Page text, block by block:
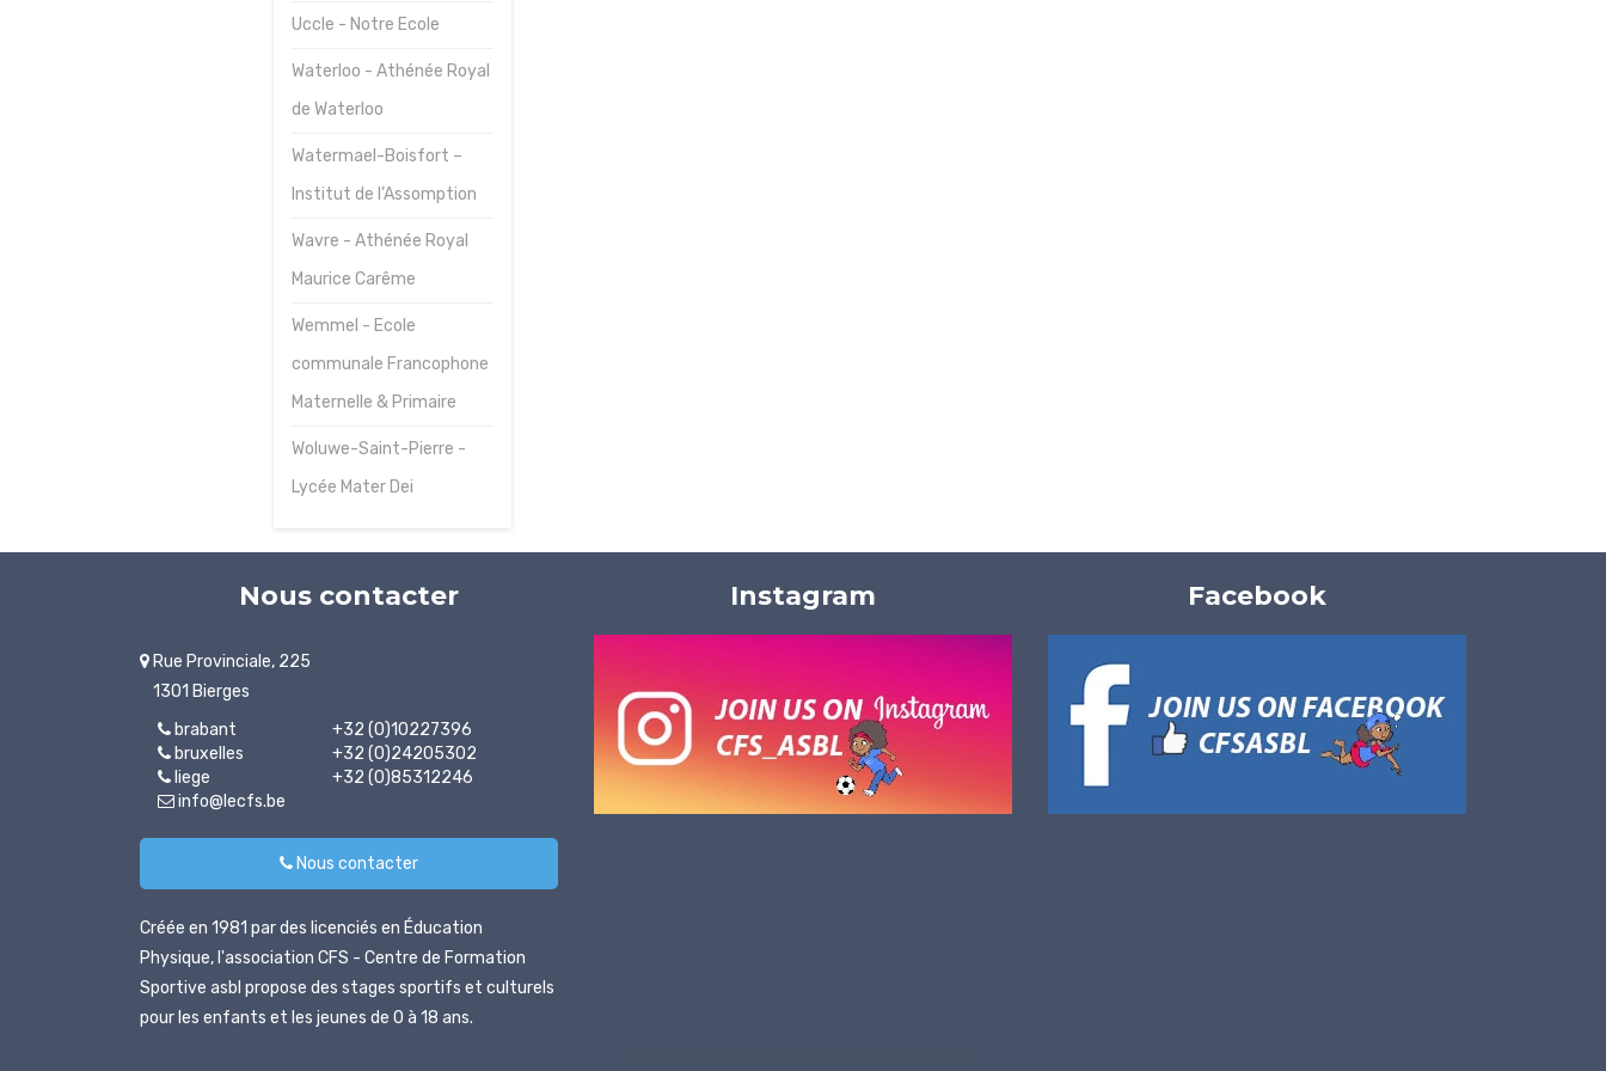
Uccle - Notre Ecole
Waterloo - Athénée Royal
de Waterloo
Watermael-Boisfort –
Institut de l’Assomption
Wavre - Athénée Royal
Maurice Carême
Wemmel - Ecole
communale Francophone
Maternelle & Primaire
Woluwe-Saint-Pierre -
Lycée Mater Dei
Nous contacter
Rue Provinciale, 225
1301 Bierges
brabant
+32 (0)10227396
bruxelles
+32 (0)24205302
liege
+32 (0)85312246
info@lecfs.be
Nous contacter
Créée en 1981 par des licenciés en Éducation
Physique, l'association CFS - Centre de Formation
Sportive asbl propose des stages sportifs et culturels
pour les enfants et les jeunes de 0 à 18 ans.
Instagram Facebook